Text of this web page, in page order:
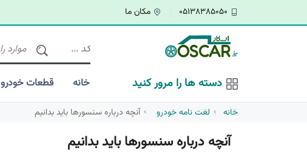
05138385050 مکان ما
دسته ها را مرور کنید خانه قطعات خودرو
خانه لغت نامه خودرو آنچه درباره سنسورها باید بدانیم
آنچه درباره سنسورها باید بدانیم